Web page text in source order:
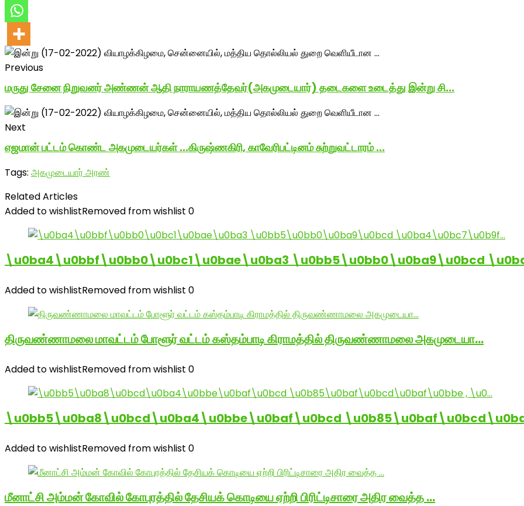
Previous
மருது சேனை நிறுவனர் அண்ணன் ஆதி நாராயணத்தேவர்(அகமுடையார்) தடைகளை உடைத்து இன்று சி...
Next
எஜமான் பட்டம் கொண்ட அகமுடையர்கள் ...கிருஷ்ணகிரி, காவேரிபட்டினம் சுற்றுவட்டாரம் ...
Tags: அகமுடையார் அரண்
Related Articles
Added to wishlistRemoved from wishlist 0
\u0ba4\u0bbf\u0bb0\u0bc1\u0bae\u0ba3 \u0bb5\u0bb0\u0ba9\u0bcd
Added to wishlistRemoved from wishlist 0
திருவண்ணாமலை மாவட்டம் போளூர் வட்டம் கஸ்தம்பாடி கிராமத்தில் திருவண்ணாமலை அகமுடையா…
Added to wishlistRemoved from wishlist 0
\u0bb5\u0ba8\u0bcd\u0ba4\u0bbe\u0baf\u0bcd
Added to wishlistRemoved from wishlist 0
மீனாட்சி அம்மன் கோவில் கோபுரத்தில் தேசியக் கொடியை ஏற்றி பிரிட்டிசாரை அதிர வைத்த …